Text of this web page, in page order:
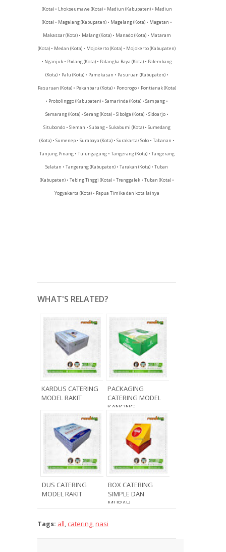
(Kota) • Lhokseumawe (Kota) • Madiun (Kabupaten) • Madiun
(Kota) • Magelang (Kabupaten) • Magelang (Kota) • Magetan •
Makassar (Kota) • Malang (Kota) • Manado (Kota) • Mataram
(Kota) • Medan (Kota) • Mojokerto (Kota) • Mojokerto (Kabupaten)
• Nganjuk • Padang (Kota) • Palangka Raya (Kota) • Palembang
(Kota) • Palu (Kota) • Pamekasan • Pasuruan (Kabupaten) •
Pasuruan (Kota) • Pekanbaru (Kota) • Ponorogo • Pontianak (Kota)
• Probolinggo (Kabupaten) • Samarinda (Kota) • Sampang •
Semarang (Kota) • Serang (Kota) • Sibolga (Kota) • Sidoarjo •
Situbondo • Sleman • Subang • Sukabumi (Kota) • Sumedang
(Kota) • Sumenep • Surabaya (Kota) • Surakarta/ Solo • Tabanan •
Tanjung Pinang • Tulungagung • Tangerang (Kota) • Tangerang
Selatan • Tangerang (Kabupaten) • Tarakan (Kota) • Tuban
(Kabupaten) • Tebing Tinggi (Kota) • Trenggalek • Tuban (Kota) •
Yogyakarta (Kota) • Papua Timika dan kota lainya
WHAT'S RELATED?
KARDUS CATERING
MODEL RAKIT
PACKAGING
CATERING MODEL
KANCING
DUS CATERING
MODEL RAKIT
BOX CATERING
SIMPLE DAN
MURAH
Tags: all, catering,nasi